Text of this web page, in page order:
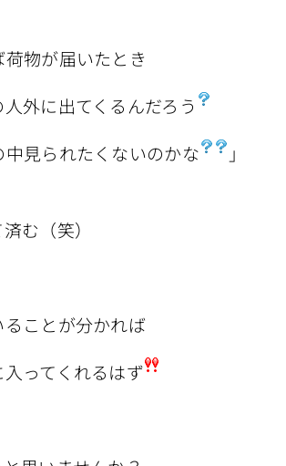
物が届いたとき
人外に出てくるんだろう
中見られたくないのかな
」
む（笑）
ることが分かれば
ってくれるはず